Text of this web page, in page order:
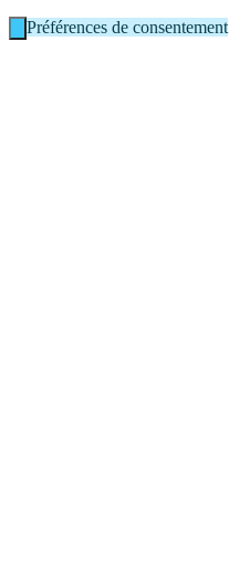
Préférences de consentement